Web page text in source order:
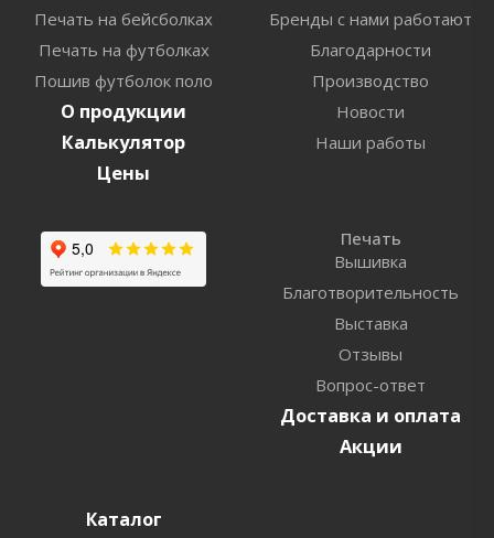
Печать на бейсболках
Печать на футболках
Пошив футболок поло
О продукции
Калькулятор
Цены
Бренды с нами работают
Благодарности
Производство
Новости
Наши работы
Печать
Вышивка
Благотворительность
Выставка
Отзывы
Вопрос-ответ
Доставка и оплата
Акции
Каталог